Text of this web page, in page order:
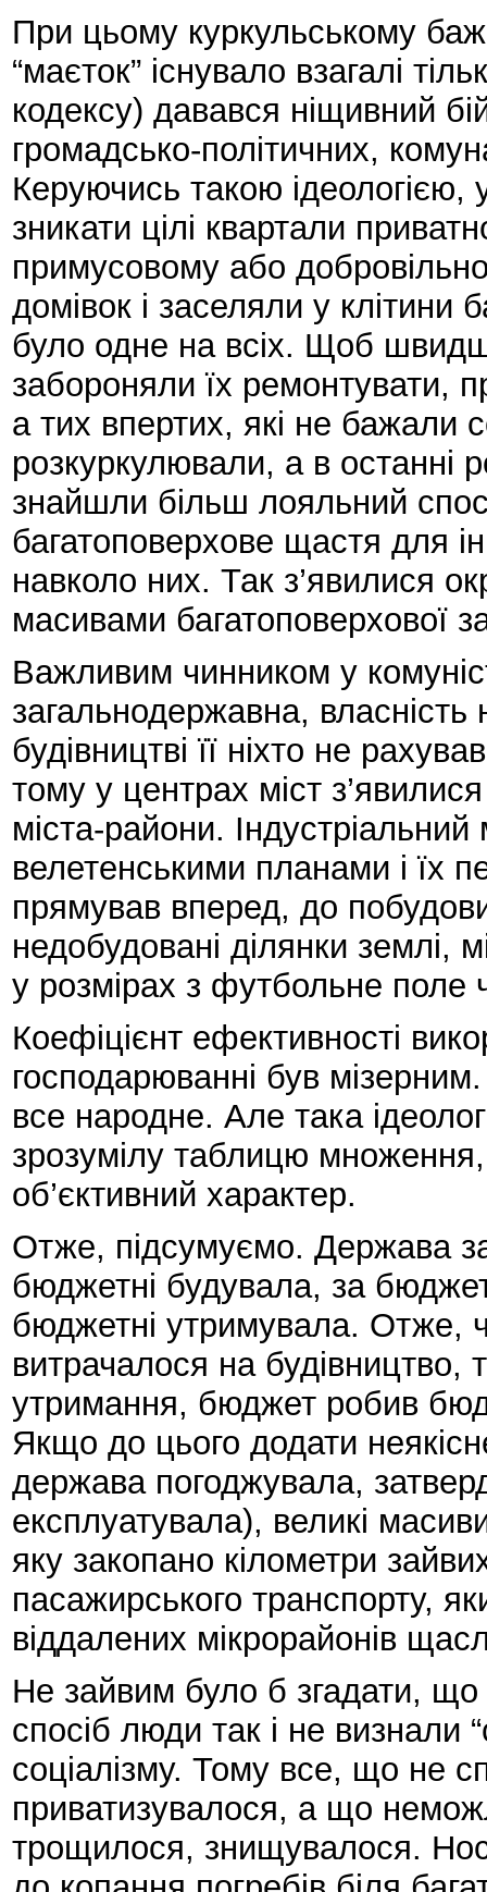
При цьому куркульському
“маєток” існувало взагалі
кодексу) давався ніщивний
громадсько-політичних,
Керуючись такою ідеологією,
зникати цілі квартали
примусовому або
домівок і заселяли у клітини
було одне на всіх. Щоб
забороняли їх ремонтувати,
а тих впертих, які не бажали
розкуркулювали, а в останні
знайшли більш лояльний
багатоповерхове щастя для
навколо них. Так з’явилися
масивами багатоповерхової
Важливим чинником у
загальнодержавна,
будівництві її ніхто не
тому у центрах міст
міста-райони.
велетенськими планами і їх
прямував вперед, до
недобудовані ділянки землі,
у розмірах з футбольне поле
Коефіцієнт ефективності
господарюванні був
все народне. Але така
зрозумілу таблицю
об’єктивний характер.
Отже, підсумуємо. Держава
бюджетні будувала, за
бюджетні утримувала. Отже,
витрачалося на
утримання, бюджет робив
Якщо до цього додати
держава погоджувала,
експлуатувала), великі
яку закопано кілометри
пасажирського транспорту,
віддалених мікрорайонів
Не зайвим було б згадати, що
спосіб люди так і не визнали
соціалізму. Тому все, що не
приватизувалося, а що
трощилося, знищувалося.